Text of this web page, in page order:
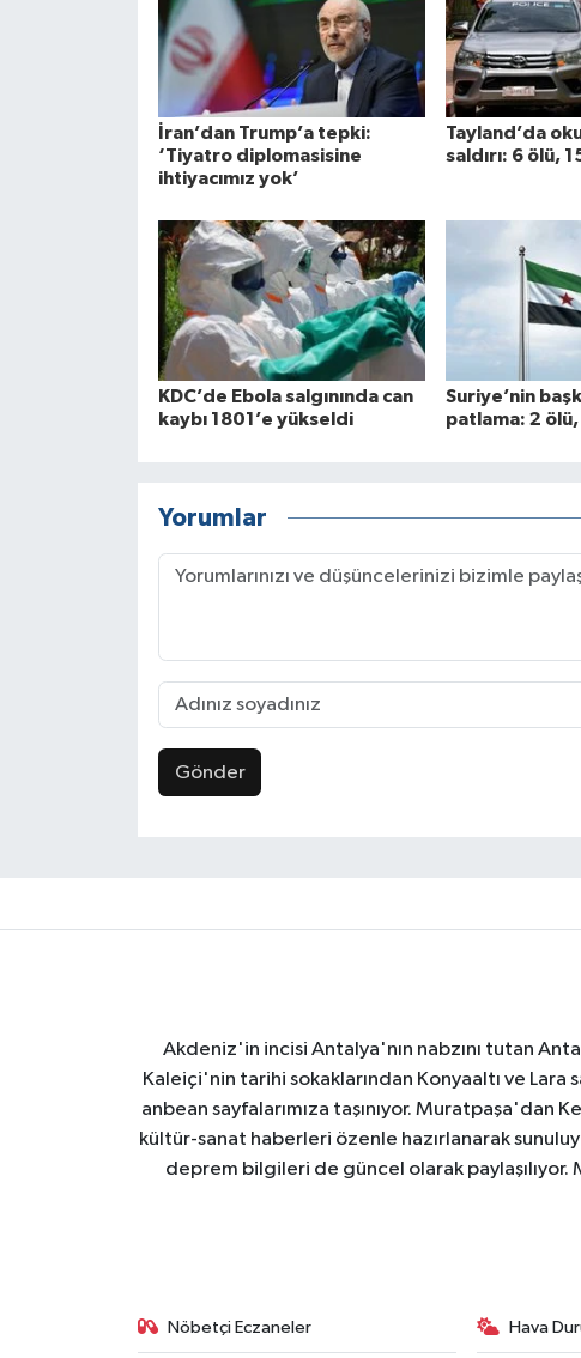
İran’dan Trump’a tepki:
‘Tiyatro diplomasisine
ihtiyacımız yok’
Tayland’da
saldırı: 6 ölü,
KDC’de Ebola salgınında can
kaybı 1801’e yükseldi
Suriye’nin
patlama: 2 ölü,
Yorumlar
Gönder
Akdeniz'in incisi Antalya'nın nabzını tutan
Kaleiçi'nin tarihi sokaklarından Konyaaltı ve
anbean sayfalarımıza taşınıyor.
kültür-sanat haberleri özenle hazırlanarak
deprem bilgileri de güncel olarak paylaşılıyor.
Nöbetçi Eczaneler Hava